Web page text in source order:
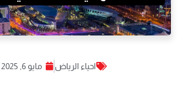
احياء الرياض مايو 6, 2025